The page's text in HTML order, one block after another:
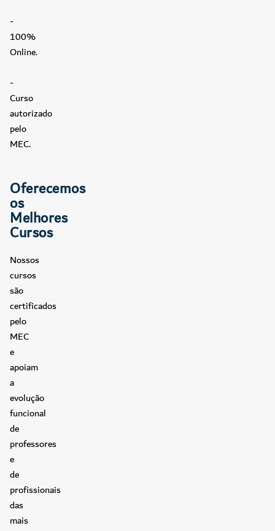
-
100%
Online.
-
Curso
autorizado
pelo
MEC.
Oferecemos
os
Melhores
Cursos
Nossos
cursos
são
certificados
pelo
MEC
e
apoiam
a
evolução
funcional
de
professores
e
de
profissionais
das
mais